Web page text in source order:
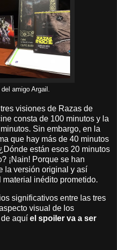
amigo Argail.
visiones de Razas de
consta de 100 minutos y la
Sin embargo, en la
que hay más de 40 minutos
están esos 20 minutos
¡Nain! Porque se han
la versión original y así
inédito prometido.
significativos entre las tres
visual de los
aquí el spoiler va a ser